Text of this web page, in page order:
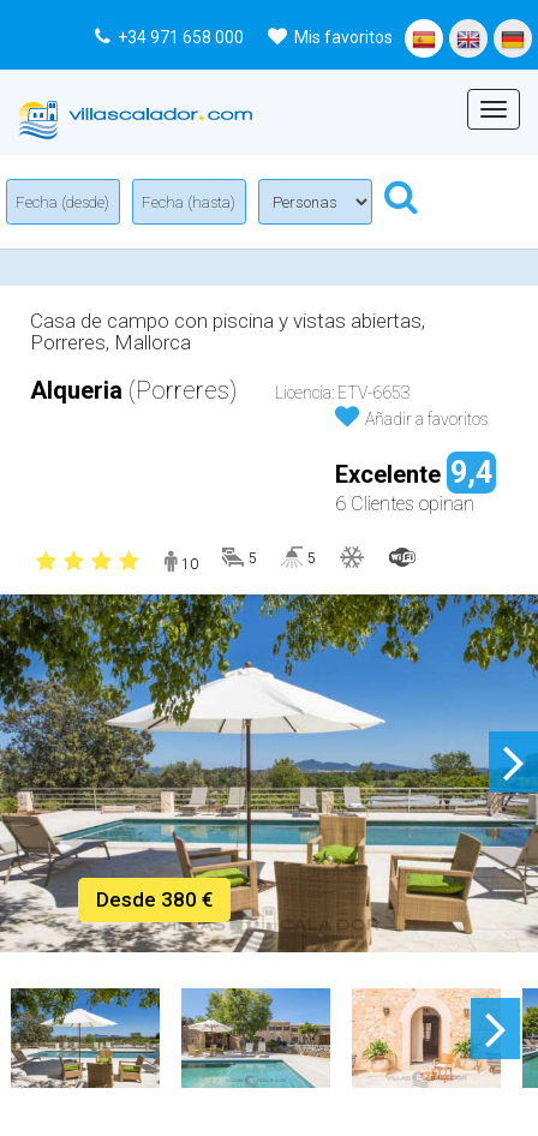
Mis favoritos
+34 971 658 000
Menu
Casa de campo con piscina y vistas abiertas,
Porreres, Mallorca
Alqueria (Porreres)
Licencia: ETV-6653
Añadir a favoritos
Excelente 9,4
6 Clientes opinan
10 5 5
Desde 380 €